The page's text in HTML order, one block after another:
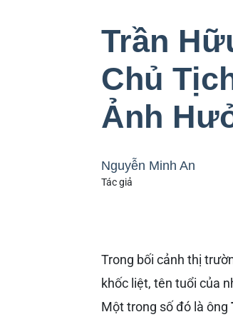
Trần
Chủ
Ảnh
Nguyễn Minh An
Tác giả
Trong bối cảnh thị
khốc liệt, tên tuổi của
Một trong số đó là ông